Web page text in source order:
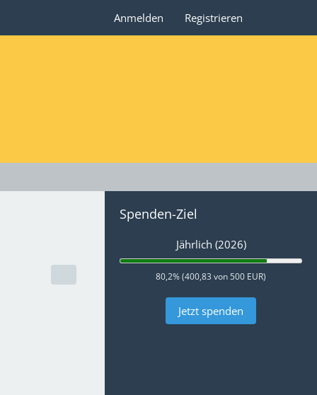
Anmelden Registrieren
Spenden-Ziel
Jährlich (2026)
80,2% (400,83 von 500 EUR)
Jetzt spenden